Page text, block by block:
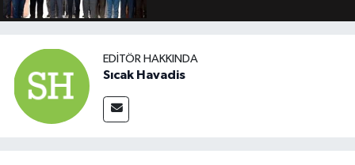
EDITÖR HAKKINDA
Sıcak Havadis